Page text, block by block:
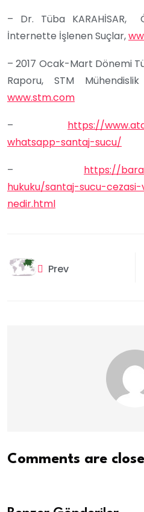
– Dr. Tüba KARAHİSAR,
İnternette İşlenen Suçlar,
– 2017 Ocak-Mart Dönemi
Raporu, STM Mühendislik
www.stm.com
– https://
whatsapp-santaj-sucu/
– https://
hukuku/santaj-sucu-
nedir.html
Prev
Comments are